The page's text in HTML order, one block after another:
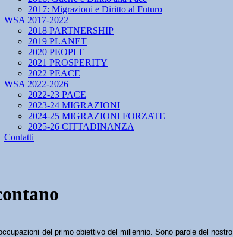
2017: Migrazioni e Diritto al Futuro
WSA 2017-2022
2018 PARTNERSHIP
2019 PLANET
2020 PEOPLE
2021 PROSPERITY
2022 PEACE
WSA 2022-2026
2022-23 PACE
2023-24 MIGRAZIONI
2024-25 MIGRAZIONI FORZATE
2025-26 CITTADINANZA
Contatti
del primo obiettivo del millennio. Sono parole del nostro